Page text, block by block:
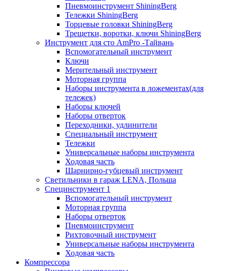
Пневмоинструмент ShiningBerg
Тележки ShiningBerg
Торцевые головки ShiningBerg
Трещетки, воротки, ключи ShiningBerg
Инструмент для сто AmPro -Тайвань
Вспомогательный инструмент
Ключи
Мерительный инструмент
Моторная группа
Наборы инструмента в ложементах(для
тележек)
Наборы ключей
Наборы отверток
Переходники, удлинители
Специальный инструмент
Тележки
Универсальные наборы инструмента
Ходовая часть
Шарнирно-губцевый инструмент
Светильники в гараж LENA, Польша
Специнструмент 1
Вспомогательный инструмент
Моторная группа
Наборы отверток
Пневмоинструмент
Рихтовочный инструмент
Универсальные наборы инструмента
Ходовая часть
Компрессора